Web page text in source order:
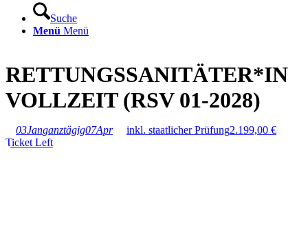
Suche
Menü Menü
RETTUNGSSANITÄTER*IN
VOLLZEIT (RSV 01-2028)
03Janganztägig07Apr inkl. staatlicher Prüfung2.199,00 €
Ticket Left